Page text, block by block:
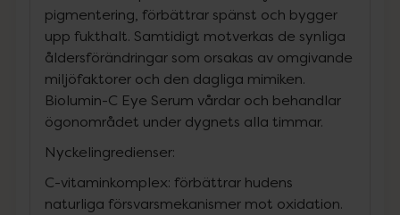
pigmentering, förbättrar spänst och bygger
upp fukthalt. Samtidigt motverkas de synliga
åldersförändringar som orsakas av omgivande
miljöfaktorer och den dagliga mimiken.
Biolumin-C Eye Serum vårdar och behandlar
ögonområdet under dygnets alla timmar.
Nyckelingredienser:
C-vitaminkomplex: förbättrar hudens
naturliga försvarsmekanismer mot oxidation.